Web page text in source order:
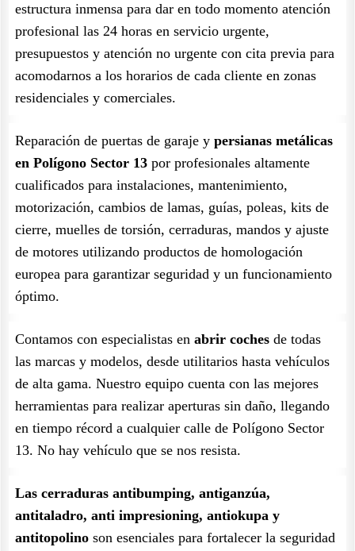
estructura inmensa para dar en todo momento atención
profesional las 24 horas en servicio urgente,
presupuestos y atención no urgente con cita previa para
acomodarnos a los horarios de cada cliente en zonas
residenciales y comerciales.
Reparación de puertas de garaje y persianas metálicas
en Polígono Sector 13 por profesionales altamente
cualificados para instalaciones, mantenimiento,
motorización, cambios de lamas, guías, poleas, kits de
cierre, muelles de torsión, cerraduras, mandos y ajuste
de motores utilizando productos de homologación
europea para garantizar seguridad y un funcionamiento
óptimo.
Contamos con especialistas en abrir coches de todas
las marcas y modelos, desde utilitarios hasta vehículos
de alta gama. Nuestro equipo cuenta con las mejores
herramientas para realizar aperturas sin daño, llegando
en tiempo récord a cualquier calle de Polígono Sector
13. No hay vehículo que se nos resista.
Las cerraduras antibumping, antiganzúa,
antitaladro, anti impresioning, antiokupa y
antitopolino son esenciales para fortalecer la seguridad